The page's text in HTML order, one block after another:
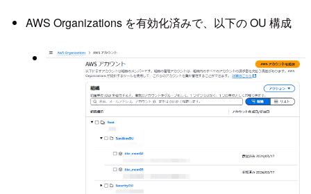
AWS Organizations を有効化済みで、以下の OU 構成